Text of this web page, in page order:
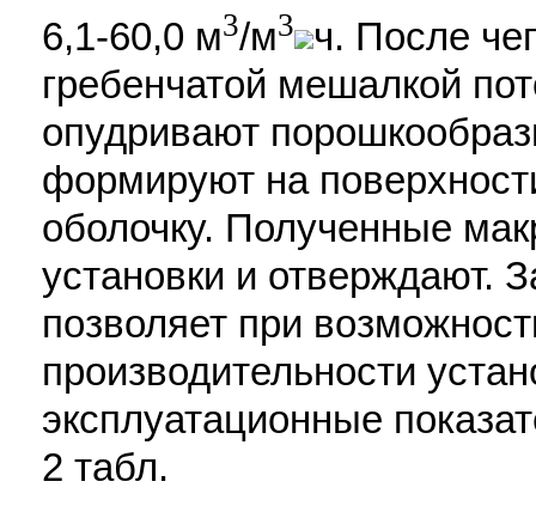
6,1-60,0 м3/м3 ч. После
гребенчатой мешалкой
опудривают
формируют на
оболочку. Полученные
установки и отверждают.
позволяет при
производительности
эксплуатационные
2 табл.